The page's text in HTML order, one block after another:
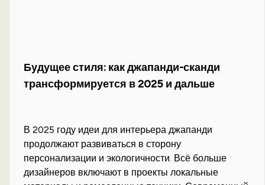
Будущее стиля: как джапанди-сканди
трансформируется в 2025 и дальше
В 2025 году идеи для интерьера джапанди
продолжают развиваться в сторону
персонализации и экологичности. Всё больше
дизайнеров включают в проекты локальные